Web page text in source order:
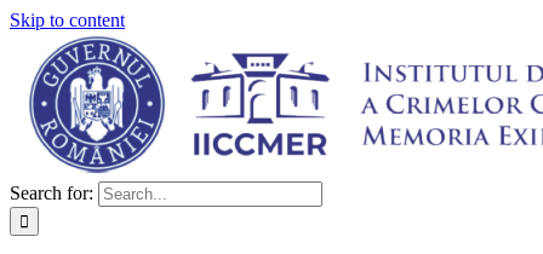
Skip to content
Search for: